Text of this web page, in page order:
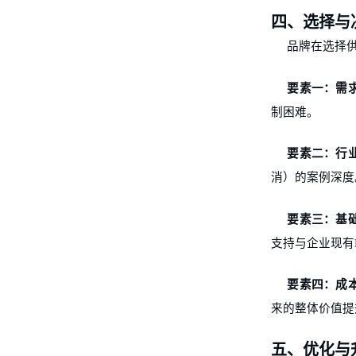
四、选择
品牌在选择
要素一：需
制困难。
要素二：行
消）的案例深
要素三：基
支持与企业现
要素四：成
来的整体价值
五、优化与